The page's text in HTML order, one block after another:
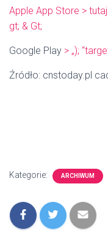
Apple App Store >
gt; & Gt;
Google Play > „);
Źródło: cnstoday.pl
Kategorie: ARCHIWUM